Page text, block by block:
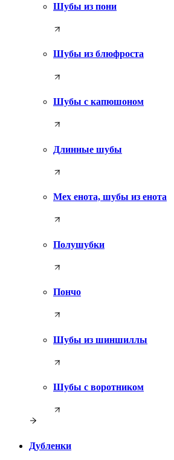
Шубы из пони
Шубы из блюфроста
Шубы с капюшоном
Длинные шубы
Мех енота, шубы из енота
Полушубки
Пончо
Шубы из шиншиллы
Шубы с воротником
Дубленки